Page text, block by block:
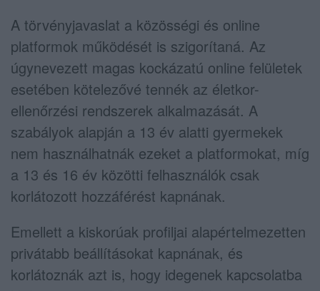
A törvényjavaslat a közösségi és online
platformok működését is szigorítaná. Az
úgynevezett magas kockázatú online felületek
esetében kötelezővé tennék az életkor-
ellenőrzési rendszerek alkalmazását. A
szabályok alapján a 13 év alatti gyermekek
nem használhatnák ezeket a platformokat, míg
a 13 és 16 év közötti felhasználók csak
korlátozott hozzáférést kapnának.
Emellett a kiskorúak profiljai alapértelmezetten
privátabb beállításokat kapnának, és
korlátoznák azt is, hogy idegenek kapcsolatba